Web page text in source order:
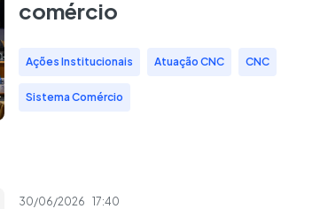
comércio
Ações Institucionais Atuação CNC CNC
Sistema Comércio
30/06/2026 17:40